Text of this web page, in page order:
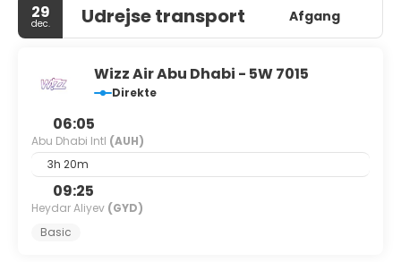
29
dec. Udrejse transport Afgang
Wizz Air Abu Dhabi - 5W 7015
Direkte
06:05
Abu Dhabi Intl (AUH)
3h 20m
09:25
Heydar Aliyev (GYD)
Basic